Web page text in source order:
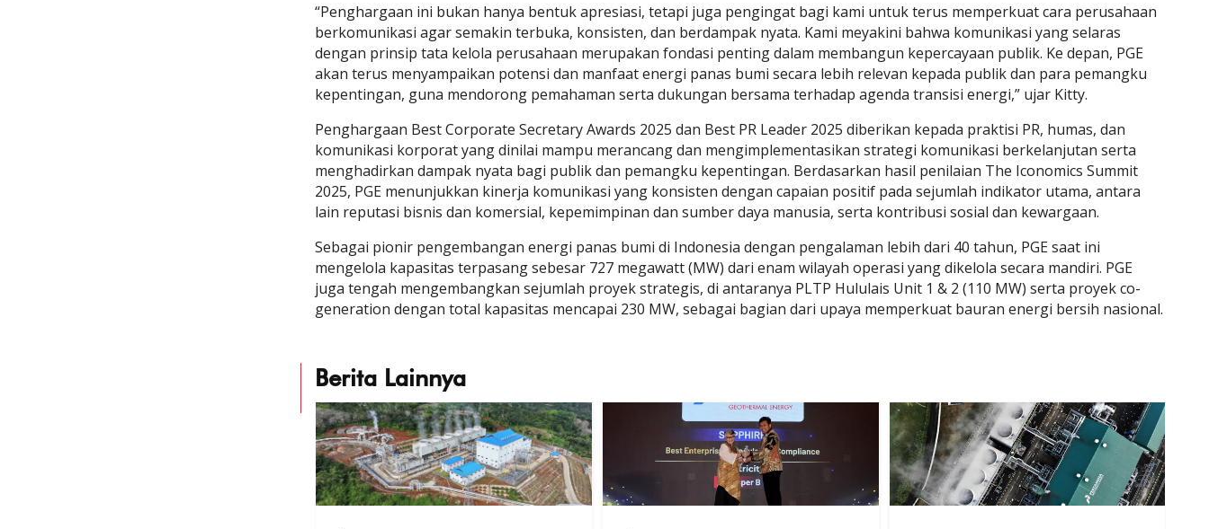
“Penghargaan ini bukan hanya bentuk apresiasi, tetapi juga pengingat bagi kami untuk terus memperkuat cara perusahaan
berkomunikasi agar semakin terbuka, konsisten, dan berdampak nyata. Kami meyakini bahwa komunikasi yang selaras
dengan prinsip tata kelola perusahaan merupakan fondasi penting dalam membangun kepercayaan publik. Ke depan, PGE
akan terus menyampaikan potensi dan manfaat energi panas bumi secara lebih relevan kepada publik dan para pemangku
kepentingan, guna mendorong pemahaman serta dukungan bersama terhadap agenda transisi energi,” ujar Kitty.
Penghargaan Best Corporate Secretary Awards 2025 dan Best PR Leader 2025 diberikan kepada praktisi PR, humas, dan
komunikasi korporat yang dinilai mampu merancang dan mengimplementasikan strategi komunikasi berkelanjutan serta
menghadirkan dampak nyata bagi publik dan pemangku kepentingan. Berdasarkan hasil penilaian The Iconomics Summit
2025, PGE menunjukkan kinerja komunikasi yang konsisten dengan capaian positif pada sejumlah indikator utama, antara
lain reputasi bisnis dan komersial, kepemimpinan dan sumber daya manusia, serta kontribusi sosial dan kewargaan.
Sebagai pionir pengembangan energi panas bumi di Indonesia dengan pengalaman lebih dari 40 tahun, PGE saat ini
mengelola kapasitas terpasang sebesar 727 megawatt (MW) dari enam wilayah operasi yang dikelola secara mandiri. PGE
juga tengah mengembangkan sejumlah proyek strategis, di antaranya PLTP Hululais Unit 1 & 2 (110 MW) serta proyek co-
generation dengan total kapasitas mencapai 230 MW, sebagai bagian dari upaya memperkuat bauran energi bersih nasional.
Berita Lainnya